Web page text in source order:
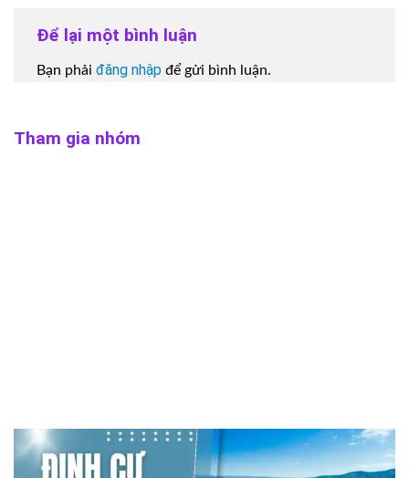
Để lại một bình luận
Bạn phải đăng nhập để gửi bình luận.
Tham gia nhóm